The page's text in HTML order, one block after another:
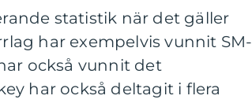
statistik när det gäller
har exempelvis vunnit SM-
också vunnit det
har också deltagit i flera